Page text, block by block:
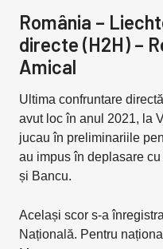
România –
directe (H2H) –
Amical
Ultima confruntare
avut loc în anul 2021, la
jucau în preliminariile
au impus în deplasare
și Bancu.
Același scor s-a
Națională. Pentru